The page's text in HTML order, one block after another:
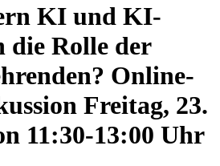
KI und KI-
die Rolle der
Online-
Freitag, 23.
11:30-13:00 Uhr